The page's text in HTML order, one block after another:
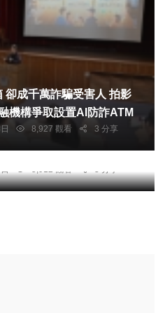
警攜金融機構爭取設置AI防詐ATM
8,927 觀看 3 分享
5,912 觀看 3 分享